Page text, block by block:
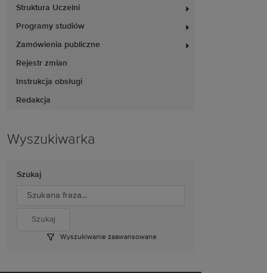
Struktura Uczelni
Programy studiów
Zamówienia publiczne
Rejestr zmian
Instrukcja obsługi
Redakcja
Wyszukiwarka
Szukaj
Wyszukiwanie zaawansowane